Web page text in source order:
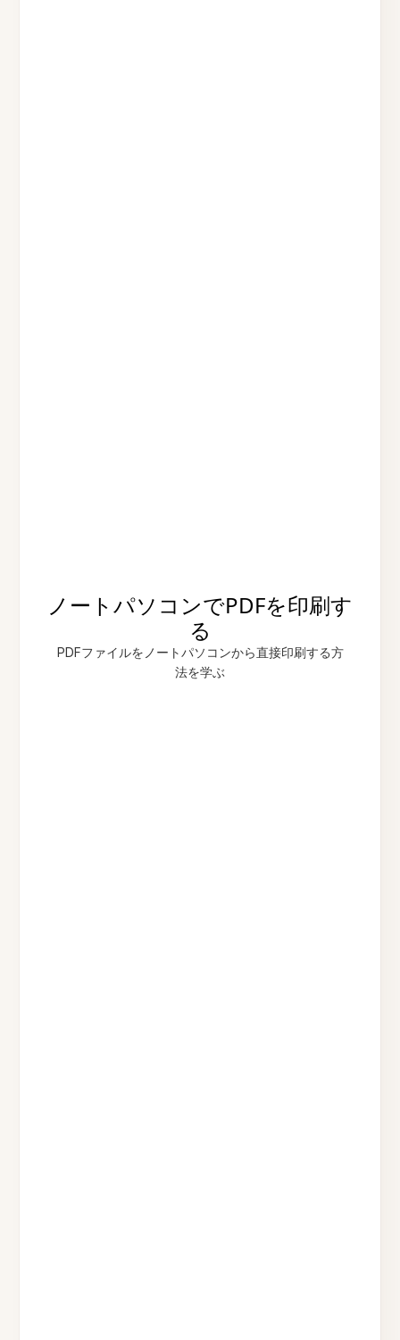
ノートパソコンでPDFを印刷す
る
PDFファイルをノートパソコンから直接印刷する方
法を学ぶ